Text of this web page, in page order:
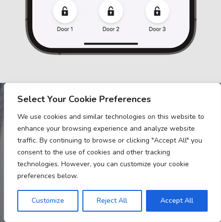
Select Your Cookie Preferences
We use cookies and similar technologies on this website to
enhance your browsing experience and analyze website
traffic. By continuing to browse or clicking "Accept All" you
consent to the use of cookies and other tracking
technologies. However, you can customize your cookie
preferences below.
Customize Reject All Accept All